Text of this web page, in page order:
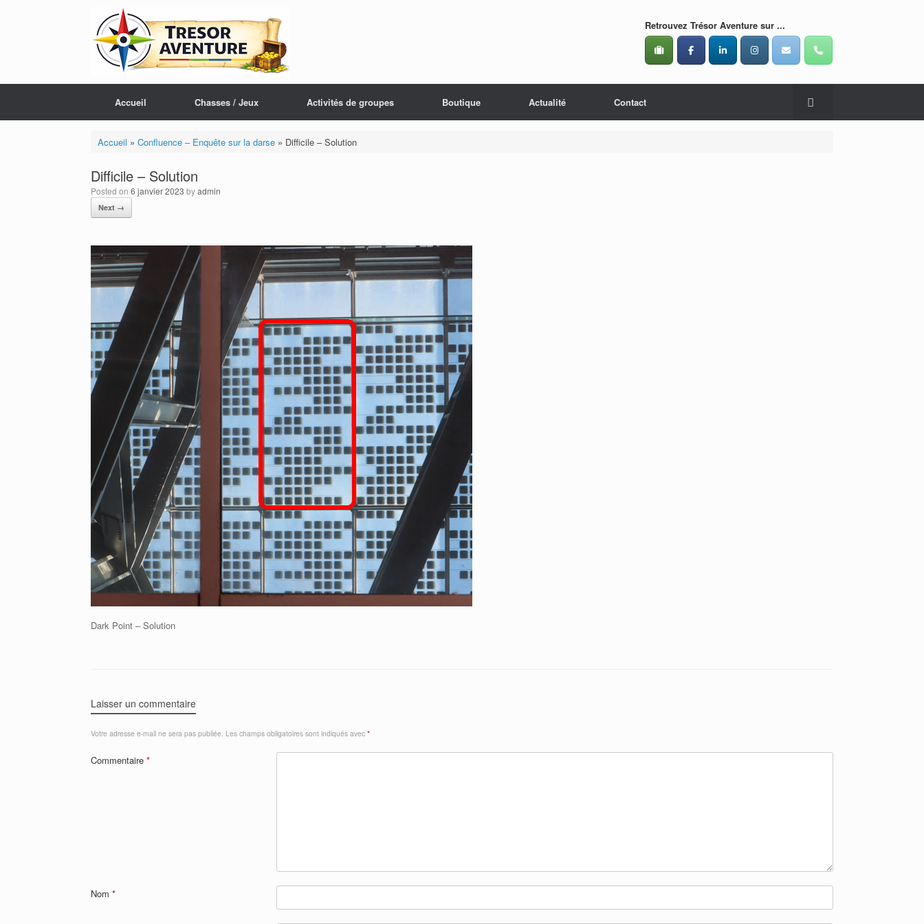
Retrouvez Trésor Aventure sur ...
Accueil Chasses / Jeux Activités de groupes Boutique Actualité Contact
Accueil » Confluence – Enquête sur la darse» Difficile – Solution
Difficile – Solution
Posted on 6 janvier 2023 byadmin
Next →
Dark Point – Solution
Laisser un commentaire
Votre adresse e-mail ne sera pas publiée. Les champs obligatoires sont indiqués avec *
Commentaire *
Nom *